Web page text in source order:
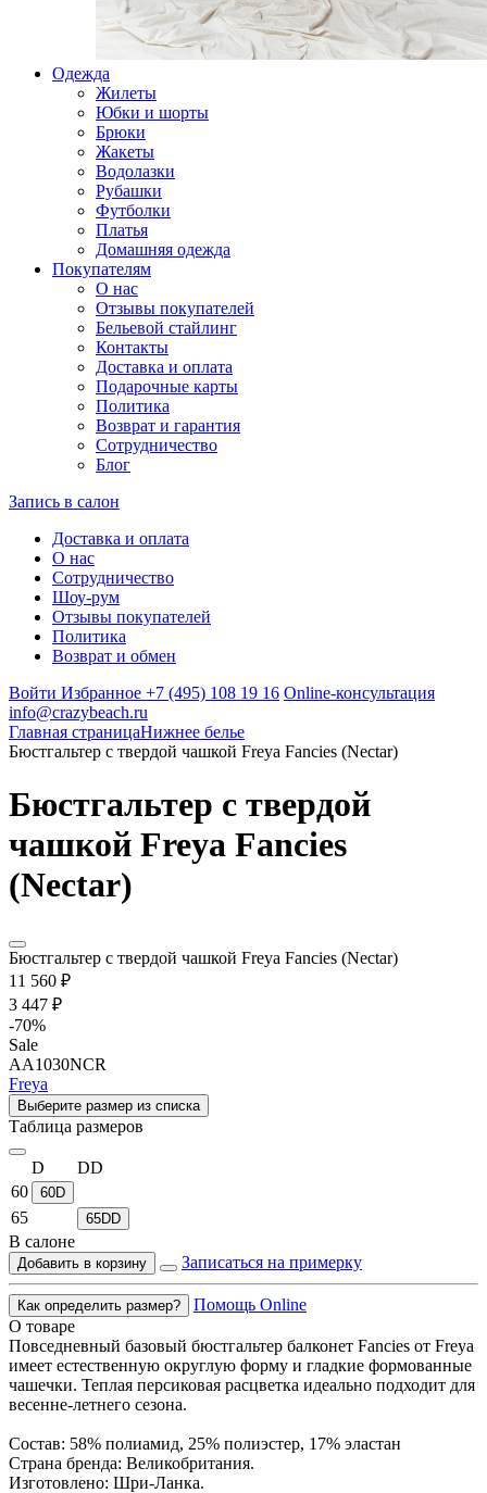
Одежда
Жилеты
Юбки и шорты
Брюки
Жакеты
Водолазки
Рубашки
Футболки
Платья
Домашняя одежда
Покупателям
О нас
Отзывы покупателей
Бельевой стайлинг
Контакты
Доставка и оплата
Подарочные карты
Политика
Возврат и гарантия
Сотрудничество
Блог
Запись в салон
Доставка и оплата
О нас
Сотрудничество
Шоу-рум
Отзывы покупателей
Политика
Возврат и обмен
Войти Избранное +7 (495) 108 19 16 Online-консультация
info@crazybeach.ru
Главная страницаНижнее белье
Бюстгальтер с твердой чашкой Freya Fancies (Nectar)
Бюстгальтер с твердой
чашкой Freya Fancies
(Nectar)
Бюстгальтер с твердой чашкой Freya Fancies (Nectar)
11 560 ₽
3 447 ₽
-70%
Sale
AA1030NCR
Freya
Выберите размер из списка
Таблица размеров
D
DD
60
60D
65 65DD
В салоне
Добавить в корзину Записаться на примерку
Как определить размер?
Помощь Online
О товаре
Повседневный базовый бюстгальтер балконет Fancies от Freya
имеет естественную округлую форму и гладкие формованные
чашечки. Теплая персиковая расцветка идеально подходит для
весенне-летнего сезона.
Состав: 58% полиамид, 25% полиэстер, 17% эластан
Страна бренда: Великобритания.
Изготовлено: Шри-Ланка.